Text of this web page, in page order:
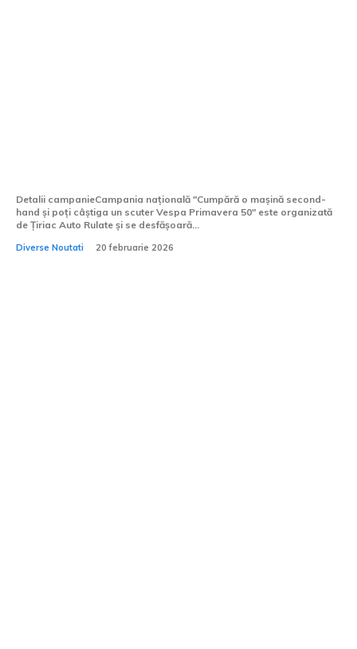
Detalii campanieCampania națională "Cumpără o mașină second-
hand și poți câștiga un scuter Vespa Primavera 50" este organizată
de Țiriac Auto Rulate și se desfășoară...
Diverse Noutati 20 februarie 2026